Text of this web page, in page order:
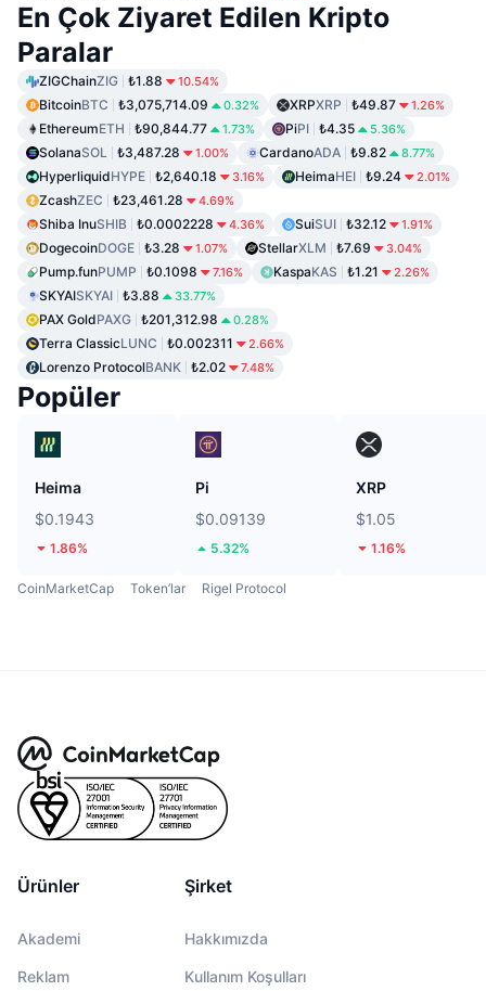
En Çok Ziyaret Edilen Kripto
Paralar
ZIGChainZIG ₺1.88 10.54%
BitcoinBTC ₺3,075,714.09 0.32% XRPXRP ₺49.87 1.26%
EthereumETH ₺90,844.77 1.73% PiPI ₺4.35 5.36%
SolanaSOL ₺3,487.28 1.00% CardanoADA ₺9.82 8.77%
HyperliquidHYPE ₺2,640.18 3.16% HeimaHEI ₺9.24 2.01%
ZcashZEC ₺23,461.28 4.69%
Shiba InuSHIB ₺0.0002228 4.36% SuiSUI ₺32.12 1.91%
DogecoinDOGE ₺3.28 1.07% StellarXLM ₺7.69 3.04%
Pump.funPUMP ₺0.1098 7.16% KaspaKAS ₺1.21 2.26%
SKYAISKYAI ₺3.88 33.77%
PAX GoldPAXG ₺201,312.98 0.28%
Terra ClassicLUNC ₺0.002311 2.66%
Lorenzo ProtocolBANK ₺2.02 7.48%
Popüler
Heima
$0.1943
1.86%
Pi
$0.09139
5.32%
XRP
$1.05
1.16%
CoinMarketCap Token’lar Rigel Protocol
Ürünler
Akademi
Reklam
Şirket
Hakkımızda
Kullanım Koşulları